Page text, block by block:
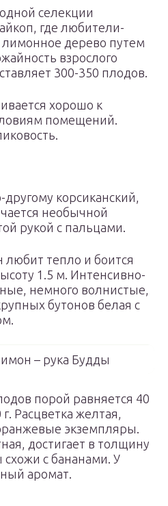
селекции
где любители-
дерево путем
взрослого
300-350 плодов.
хорошо к
помещений.
корсиканский,
необычной
рукой с пальцами.
тепло и боится
1.5 м. Интенсивно-
немного волнистые,
бутонов белая с
– рука Будды
порой равняется 40
Расцветка желтая,
экземпляры.
достигает в толщину
с бананами. У
аромат.